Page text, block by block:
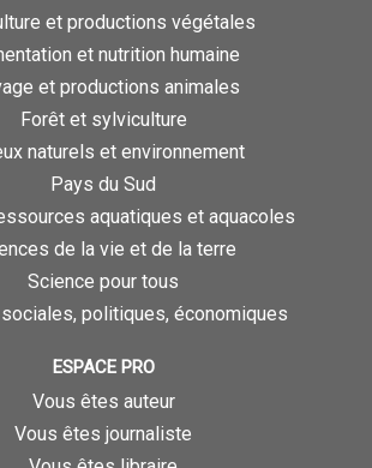
et productions végétales
et nutrition humaine
et productions animales
Forêt et sylviculture
naturels et environnement
Pays du Sud
aquatiques et aquacoles
de la vie et de la terre
Science pour tous
politiques, économiques
ESPACE PRO
Vous êtes auteur
Vous êtes journaliste